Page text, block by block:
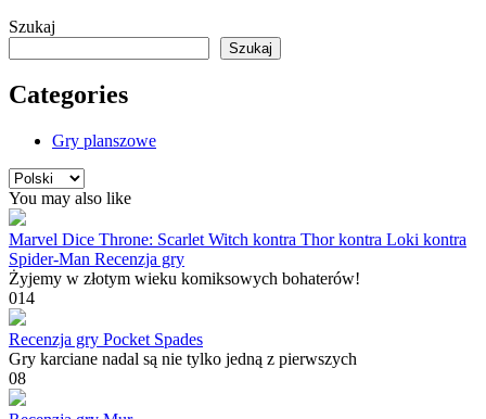
Szukaj
Szukaj
Categories
Gry planszowe
Wybierz
język
You may also like
Marvel Dice Throne: Scarlet Witch kontra Thor kontra Loki kontra
Spider-Man Recenzja gry
Żyjemy w złotym wieku komiksowych bohaterów!
014
Recenzja gry Pocket Spades
Gry karciane nadal są nie tylko jedną z pierwszych
08